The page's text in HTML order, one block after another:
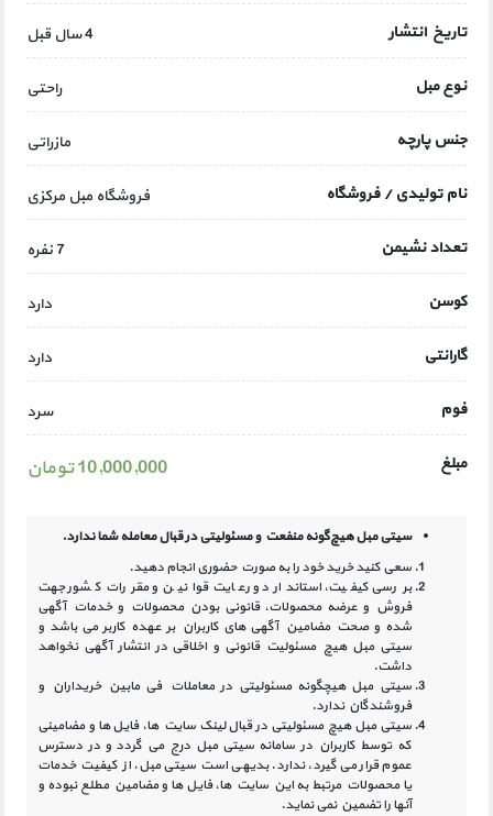
تاریخ انتشار 4 سال قبل
نوع مبل راحتی
جنس پارچه مازراتی
نام تولیدی / فروشگاه فروشگاه مبل مرکزی
تعداد نشیمن 7 نفره
کوسن دارد
گارانتی دارد
فوم سرد
مبلغ 10,000,000 تومان
سیتی مبل هیچ‌گونه منفعت و مسئولیتی درقبال معامله شما ندارد.
سعی کنید خرید خود را به صورت حضوری انجام دهید.
بررسی کیفیت، استاندارد و رعایت قوانین و مقررات کشور جهت
فروش و عرضه محصولات، قانونی بودن محصولات و خدمات آگهی
شده و صحت مضامین آگهی‏ های کاربران بر عهده کاربر می باشد و
سیتی مبل هیچ مسئولیت قانونی و اخلاقی در انتشار آگهی نخواهد
داشت.
سیتی مبل هیچگونه مسئولیتی در معاملات فی مابین خریداران و
فروشندگان ندارد.
سیتی مبل هیچ مسئولیتی در قبال لینک‏ سایت ‏ها، فایل ‏ها و مضامینی
که توسط کاربران در سامانه‏ سیتی مبل درج می گردد و در دسترس
عموم قرار می گیرد، ندارد. بدیهی است سیتی مبل، از کیفیت خدمات
یا محصولات مرتبط به این سایت‏ ها، فایل ها و مضامین مطلع نبوده و
آنها را تضمین نمی نماید.